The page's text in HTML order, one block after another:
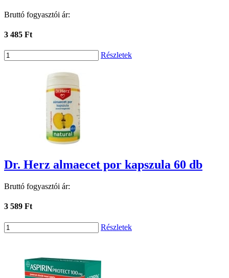
Bruttó fogyasztói ár:
3 485 Ft
Részletek
Dr. Herz almaecet por kapszula 60 db
Bruttó fogyasztói ár:
3 589 Ft
Részletek